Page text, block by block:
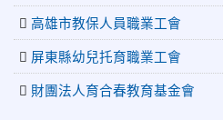
高雄市教保人員職業工會
屏東縣幼兒托育職業工會
財團法人育合春教育基金會